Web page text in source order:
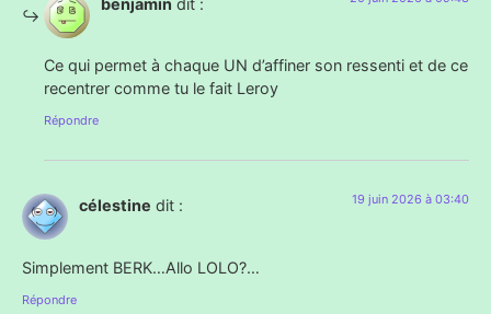
Ce qui permet à chaque UN d’affiner son ressenti et de ce
recentrer comme tu le fait Leroy
Répondre
célestine dit : 19 juin 2026 à 03:40
Simplement BERK…Allo LOLO?…
Répondre